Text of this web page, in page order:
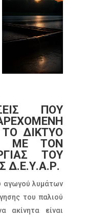
ΠΟΥ
ΔΙΚΤΥΟ
ΜΕ ΤΟΝ
ΤΟΥ
Δ.Ε.Υ.Α.Ρ.
αγωγού λυμάτων
του παλιού
ακίνητα είναι